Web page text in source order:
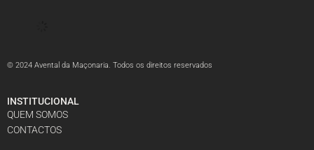
© 2024 Avental da Maçonaria. Todos os direitos reservados
INSTITUCIONAL
QUEM SOMOS
CONTACTOS